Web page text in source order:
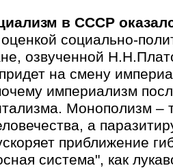
в СССР
социально-
озвученной
на смену
империализм
Монополизм –
а
приближение
система", как